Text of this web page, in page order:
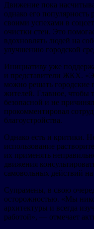
Движение пока
однако его популярность
своими успехами в
очистки стен. Это
вдохновлять людей на
улучшению городской
Инициативу уже
и представители ЖКХ.
можно решать городские
жителей. Главное, чтобы
безопасной и не
прокомментировал
благоустройства.
Однако есть и критики.
использование
их применять
движения
самовольных действий
Супрамены, в свою
осторожностью. «Мы
архитектуры и всегда
работой», — отмечает